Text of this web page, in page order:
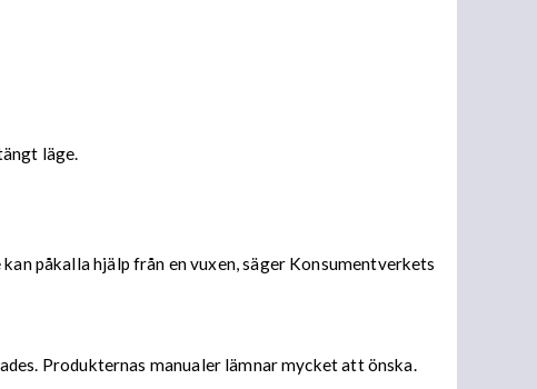
läge.
påkalla hjälp från en vuxen, säger Konsumentverkets
Produkternas manualer lämnar mycket att önska.